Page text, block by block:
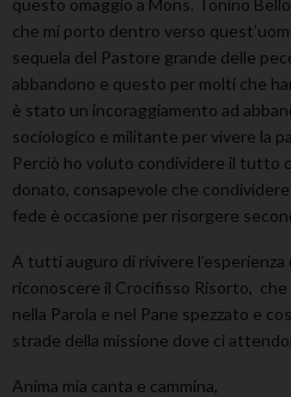
questo omaggio a Mons. Tonino
che mi porto dentro verso
sequela del Pastore grande delle
abbandono e questo per molti che
è stato un incoraggiamento ad
sociologico e militante per vivere la
Perciò ho voluto condividere il tutto
donato, consapevole che
fede è occasione per risorgere
A tutti auguro di rivivere l’esperienza
riconoscere il Crocifisso Risorto, che
nella Parola e nel Pane spezzato e
strade della missione dove ci
Anima mia canta e cammina,